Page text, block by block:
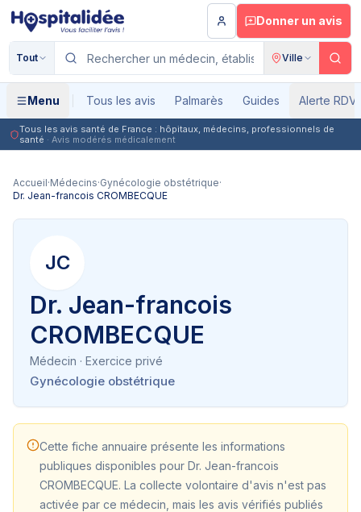
Aller au contenu principal
Donner un avis
Tout Ville
Menu Tous les avis Palmarès Guides Alerte RDV
Tous les avis santé de France : hôpitaux, médecins, professionnels de
santé · Avis modérés médicalement
Accueil·Médecins·Gynécologie obstétrique·
Dr. Jean-francois CROMBECQUE
JC
Dr. Jean-francois
CROMBECQUE
Médecin · Exercice privé
Gynécologie obstétrique
Cette fiche annuaire présente les informations
publiques disponibles pour Dr. Jean-francois
CROMBECQUE. La collecte volontaire d'avis n'est pas
activée par ce médecin, mais les avis vérifiés publiés